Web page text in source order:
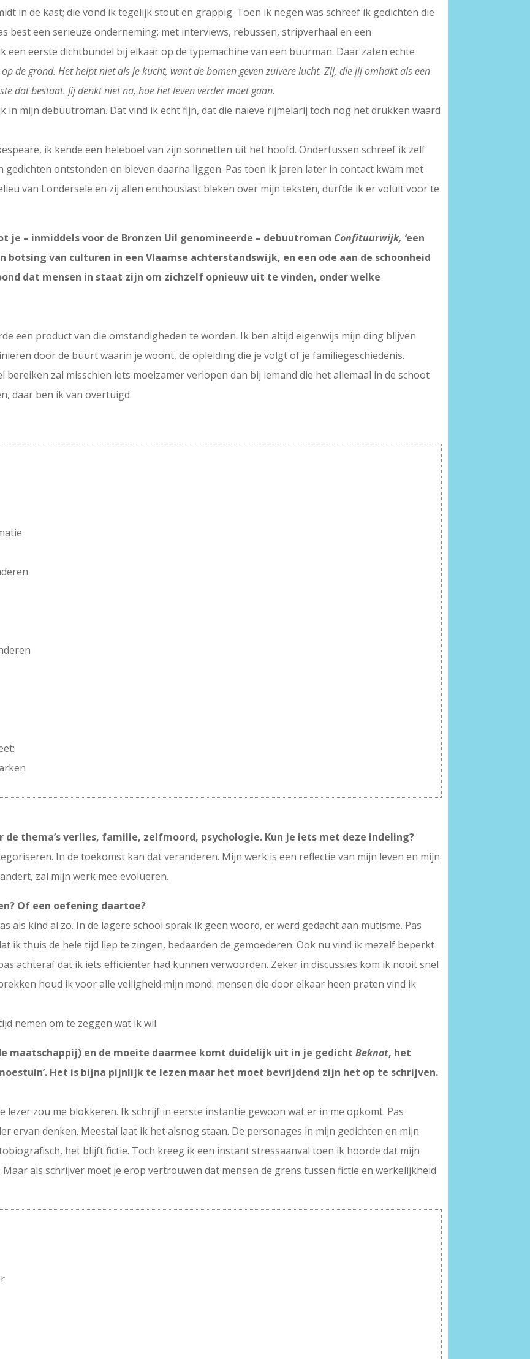
in de kast; die vond ik tegelijk stout en grappig. Toen ik negen was schreef ik gedichten die
best een serieuze onderneming: met interviews, rebussen, stripverhaal en een
eerste dichtbundel bij elkaar op de typemachine van een buurman. Daar zaten echte
de grond. Het helpt niet als je kucht, want de bomen geven zuivere lucht. Zij, die jij omhakt als een
dat bestaat. Jij denkt niet na, hoe het leven verder moet gaan.
in mijn debuutroman. Dat vind ik echt fijn, dat die naïeve rijmelarij toch nog het drukken waard
ik kende een heleboel van zijn sonnetten uit het hoofd. Ondertussen schreef ik zelf
gedichten ontstonden en bleven daarna liggen. Pas toen ik jaren later in contact kwam met
van Londersele en zij allen enthousiast bleken over mijn teksten, durfde ik er voluit voor te
je – inmiddels voor de Bronzen Uil genomineerde – debuutroman Confituurwijk, ‘een
van culturen in een Vlaamse achterstandswijk, en een ode aan de schoonheid
dat mensen in staat zijn om zichzelf opnieuw uit te vinden, onder welke
een product van die omstandigheden te worden. Ik ben altijd eigenwijs mijn ding blijven
door de buurt waarin je woont, de opleiding die je volgt of je familiegeschiedenis.
bereiken zal misschien iets moeizamer verlopen dan bij iemand die het allemaal in de schoot
daar ben ik van overtuigd.
thema’s verlies, familie, zelfmoord, psychologie. Kun je iets met deze indeling?
In de toekomst kan dat veranderen. Mijn werk is een reflectie van mijn leven en mijn
zal mijn werk mee evolueren.
Of een oefening daartoe?
als kind al zo. In de lagere school sprak ik geen woord, er werd gedacht aan mutisme. Pas
ik thuis de hele tijd liep te zingen, bedaarden de gemoederen. Ook nu vind ik mezelf beperkt
achteraf dat ik iets efficiënter had kunnen verwoorden. Zeker in discussies kom ik nooit snel
houd ik voor alle veiligheid mijn mond: mensen die door elkaar heen praten vind ik
nemen om te zeggen wat ik wil.
maatschappij) en de moeite daarmee komt duidelijk uit in je gedichtBeknot, het
Het is bijna pijnlijk te lezen maar het moet bevrijdend zijn het op te schrijven.
lezer zou me blokkeren. Ik schrijf in eerste instantie gewoon wat er in me opkomt. Pas
ervan denken. Meestal laat ik het alsnog staan. De personages in mijn gedichten en mijn
het blijft fictie. Toch kreeg ik een instant stressaanval toen ik hoorde dat mijn
als schrijver moet je erop vertrouwen dat mensen de grens tussen fictie en werkelijkheid